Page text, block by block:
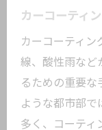
満足度を
め方
カー
ミ活
満足
断基準
カーコーティ
カーコーティン
線、酸性雨など
るための重要な
ような都市部で
多く、コーティ